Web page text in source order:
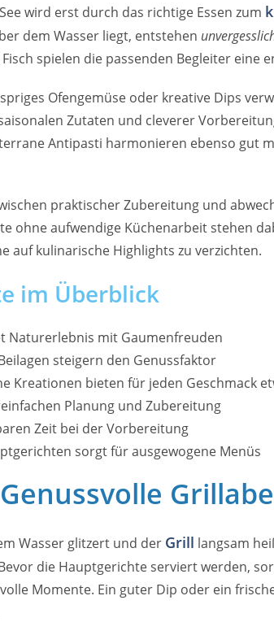
wird erst durch das richtige Essen zum
dem Wasser liegt, entstehen
spielen die passenden Begleiter eine
Ofengemüse oder kreative Dips
Zutaten und cleverer
Antipasti harmonieren ebenso gut
praktischer Zubereitung und
ohne aufwendige Küchenarbeit stehen
auf kulinarische Highlights zu verzichten.
im Überblick
Naturerlebnis mit Gaumenfreuden
steigern den Genussfaktor
Kreationen bieten für jeden Geschmack
Planung und Zubereitung
Zeit bei der Vorbereitung
sorgt für ausgewogene Menüs
Wasser glitzert und der Grill langsam
die Hauptgerichte serviert werden,
Momente. Ein guter Dip oder ein